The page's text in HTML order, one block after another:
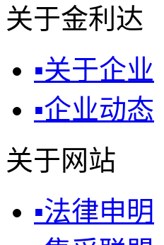
关于金利达
▪关于企业
▪企业动态
关于网站
▪法律申明